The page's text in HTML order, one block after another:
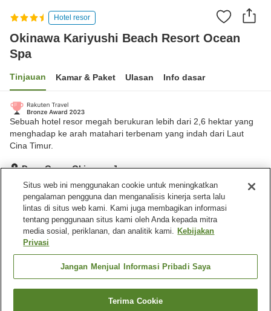
Hotel resor
Okinawa Kariyushi Beach Resort Ocean
Spa
Tinjauan Kamar & Paket Ulasan Info dasar
Sebuah hotel resor megah berukuran lebih dari 2,6 hektar yang
menghadap ke arah matahari terbenam yang indah dari Laut
Cina Timur.
Desa Onna, Okinawa, Jepang
Lihat di peta
Sangat baik Ulasan:923
Fasilitas properti
Tempat parkir
Mandi jet
Gym / Klub kebugaran
Cari kamar
Situs web ini menggunakan cookie untuk meningkatkan
pengalaman pengguna dan menganalisis kinerja serta lalu
lintas di situs web kami. Kami juga membagikan informasi
tentang penggunaan situs kami oleh Anda kepada mitra
media sosial, periklanan, dan analitik kami. Kebijakan
Privasi
Jangan Menjual Informasi Pribadi Saya
Terima Cookie